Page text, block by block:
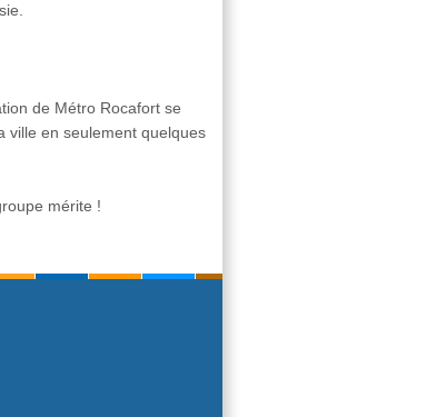
de Métro Rocafort se
ville en seulement quelques
mérite !